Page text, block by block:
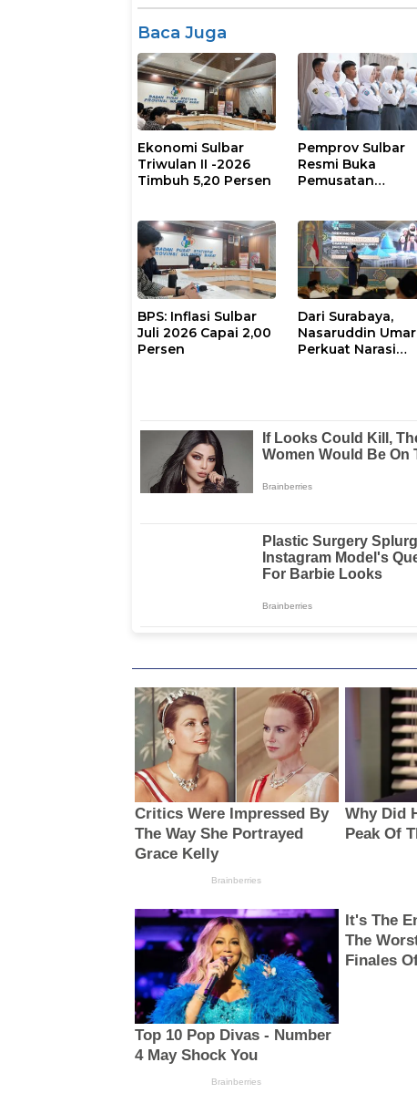
Baca Juga
Ekonomi Sulbar
Triwulan II -2026
Timbuh 5,20 Persen
Pemprov Sulbar
Resmi Buka
Pemusatan
BPS: Inflasi Sulbar
Juli 2026 Capai 2,00
Persen
Dari Surabaya,
Nasaruddin Umar
Perkuat Narasi